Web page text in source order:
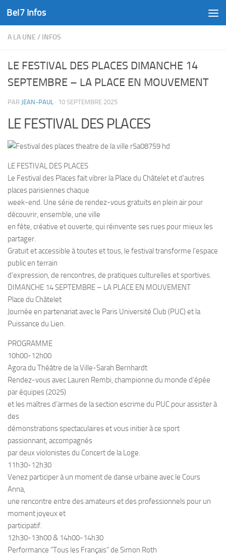
Skip to content
Bel7 Infos
A LA UNE / INFOS
LE FESTIVAL DES PLACES DIMANCHE 14
SEPTEMBRE – LA PLACE EN MOUVEMENT
PAR JEAN-PAUL · 10 SEPTEMBRE 2025
LE FESTIVAL DES PLACES
LE FESTIVAL DES PLACES
Le Festival des Places fait vibrer la Place du Châtelet et d’autres
places parisiennes chaque
week-end. Une série de rendez-vous gratuits en plein air pour
découvrir, ensemble, une ville
en fête, créative et ouverte, qui réinvente ses rues pour mieux les
partager.
Gratuit et accessible à toutes et tous, le festival transforme l’espace
public en terrain
d’expression, de rencontres, de pratiques culturelles et sportives.
DIMANCHE 14 SEPTEMBRE – LA PLACE EN MOUVEMENT
Place du Châtelet
Journée en partenariat avec le Paris Université Club (PUC) et la
Puissance du Lien.
PROGRAMME
10h00-12h00
Agora du Théâtre de la Ville-Sarah Bernhardt
Rendez-vous avec Lauren Rembi, championne du monde d’épée
par équipes (2025)
et les maîtres d’armes de la section escrime du PUC pour assister à
des
démonstrations spectaculaires et vous initier à ce sport
passionnant, accompagnés
par deux violonistes du Concert de la Loge.
11h30-12h30
Venez participer à un moment de danse urbaine avec le Cours
Anna,
une rencontre entre des amateurs et des professionnels pour un
moment joyeux et
participatif.
12h30-13h00 & 14h00-14h30
Performance “Tous les Français” de Simon Roth